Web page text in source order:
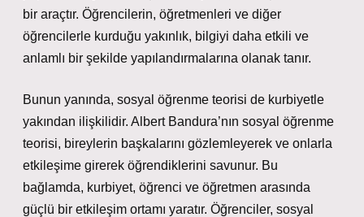
bir araçtır. Öğrencilerin, öğretmenleri ve diğer
öğrencilerle kurduğu yakınlık, bilgiyi daha etkili ve
anlamlı bir şekilde yapılandırmalarına olanak tanır.
Bunun yanında, sosyal öğrenme teorisi de kurbiyetle
yakından ilişkilidir. Albert Bandura’nın sosyal öğrenme
teorisi, bireylerin başkalarını gözlemleyerek ve onlarla
etkileşime girerek öğrendiklerini savunur. Bu
bağlamda, kurbiyet, öğrenci ve öğretmen arasında
güçlü bir etkileşim ortamı yaratır. Öğrenciler, sosyal